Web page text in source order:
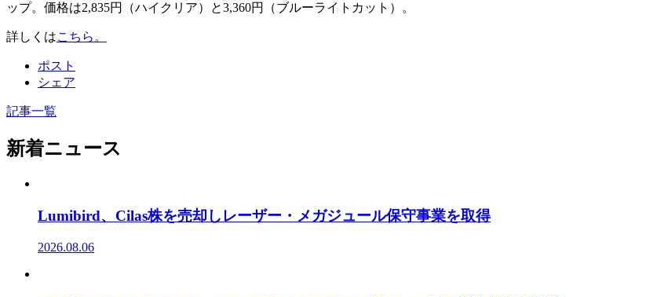
ップ。価格は2,835円（ハイクリア）と3,360円（ブルーライトカット）。
詳しくはこちら。
ポスト
シェア
記事一覧
新着ニュース
Lumibird、Cilas株を売却しレーザー・メガジュール保守事業を取得
2026.08.06